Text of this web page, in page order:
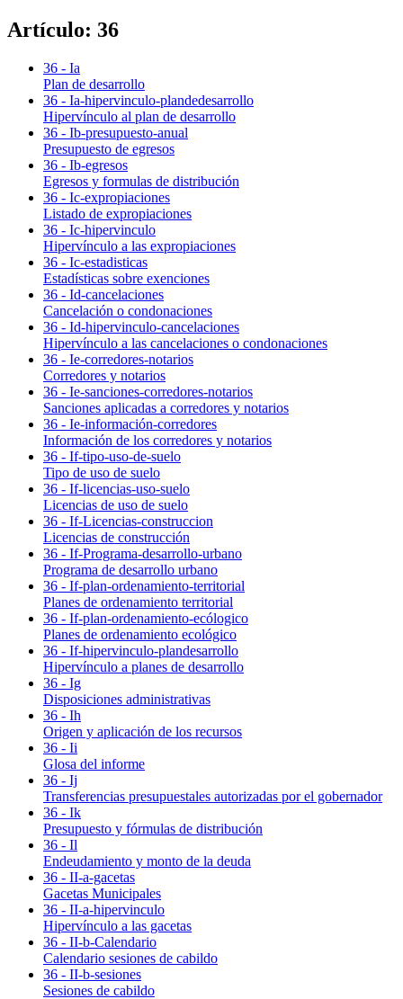
Artículo: 36
36 - Ia
Plan de desarrollo
36 - Ia-hipervinculo-plandedesarrollo
Hipervínculo al plan de desarrollo
36 - Ib-presupuesto-anual
Presupuesto de egresos
36 - Ib-egresos
Egresos y formulas de distribución
36 - Ic-expropiaciones
Listado de expropiaciones
36 - Ic-hipervinculo
Hipervínculo a las expropiaciones
36 - Ic-estadisticas
Estadísticas sobre exenciones
36 - Id-cancelaciones
Cancelación o condonaciones
36 - Id-hipervinculo-cancelaciones
Hipervínculo a las cancelaciones o condonaciones
36 - Ie-corredores-notarios
Corredores y notarios
36 - Ie-sanciones-corredores-notarios
Sanciones aplicadas a corredores y notarios
36 - Ie-información-corredores
Información de los corredores y notarios
36 - If-tipo-uso-de-suelo
Tipo de uso de suelo
36 - If-licencias-uso-suelo
Licencias de uso de suelo
36 - If-Licencias-construccion
Licencias de construcción
36 - If-Programa-desarrollo-urbano
Programa de desarrollo urbano
36 - If-plan-ordenamiento-territorial
Planes de ordenamiento territorial
36 - If-plan-ordenamiento-ecólogico
Planes de ordenamiento ecológico
36 - If-hipervinculo-plandesarrollo
Hipervínculo a planes de desarrollo
36 - Ig
Disposiciones administrativas
36 - Ih
Origen y aplicación de los recursos
36 - Ii
Glosa del informe
36 - Ij
Transferencias presupuestales autorizadas por el gobernador
36 - Ik
Presupuesto y fórmulas de distribución
36 - Il
Endeudamiento y monto de la deuda
36 - II-a-gacetas
Gacetas Municipales
36 - II-a-hipervinculo
Hipervínculo a las gacetas
36 - II-b-Calendario
Calendario sesiones de cabildo
36 - II-b-sesiones
Sesiones de cabildo